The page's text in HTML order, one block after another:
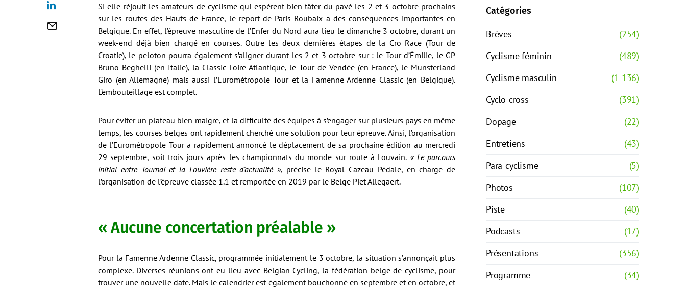
Si elle réjouit les amateurs de cyclisme qui espèrent bien tâter du pavé les 2 et 3 octobre prochains
sur les routes des Hauts-de-France, le report de Paris-Roubaix a des conséquences importantes en
Belgique. En effet, l’épreuve masculine de l’Enfer du Nord aura lieu le dimanche 3 octobre, durant un
week-end déjà bien chargé en courses. Outre les deux dernières étapes de la Cro Race (Tour de
Croatie), le peloton pourra également s’aligner durant les 2 et 3 octobre sur : le Tour d’Émilie, le GP
Bruno Beghelli (en Italie), la Classic Loire Atlantique, le Tour de Vendée (en France), le Münsterland
Giro (en Allemagne) mais aussi l’Eurométropole Tour et la Famenne Ardenne Classic (en Belgique).
L’embouteillage est complet.
Pour éviter un plateau bien maigre, et la difficulté des équipes à s’engager sur plusieurs pays en même
temps, les courses belges ont rapidement cherché une solution pour leur épreuve. Ainsi, l’organisation
de l’Eurométropole Tour a rapidement annoncé le déplacement de sa prochaine édition au mercredi
29 septembre, soit trois jours après les championnats du monde sur route à Louvain. « Le parcours
initial entre Tournai et la Louvière reste d’actualité », précise le Royal Cazeau Pédale, en charge de
l’organisation de l’épreuve classée 1.1 et remportée en 2019 par le Belge Piet Allegaert.
« Aucune concertation préalable »
Pour la Famenne Ardenne Classic, programmée initialement le 3 octobre, la situation s’annonçait plus
complexe. Diverses réunions ont eu lieu avec Belgian Cycling, la fédération belge de cyclisme, pour
trouver une nouvelle date. Mais le calendrier est également bouchonné en septembre et en octobre, et
Catégories
Brèves
(254)
Cyclisme féminin
(489)
Cyclisme masculin
(1 136)
Cyclo-cross
(391)
Dopage
(22)
Entretiens
(43)
Para-cyclisme
(5)
Photos
(107)
Piste
(40)
Podcasts
(17)
Présentations
(356)
Programme
(34)